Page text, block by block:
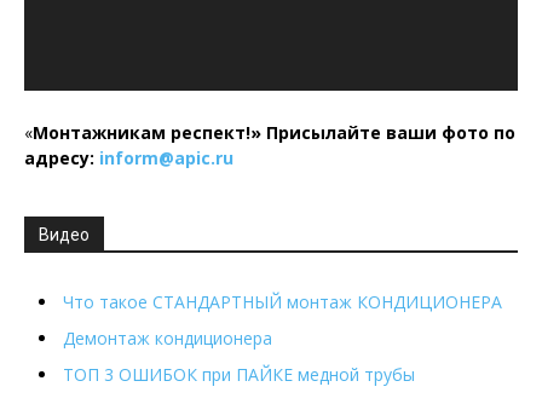
«Монтажникам респект!» Присылайте ваши фото по
адресу: inform@apic.ru
Видео
Что такое СТАНДАРТНЫЙ монтаж КОНДИЦИОНЕРА
Демонтаж кондиционера
ТОП 3 ОШИБОК при ПАЙКЕ медной трубы